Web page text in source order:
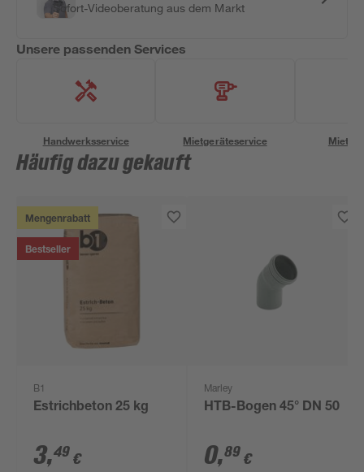
Sofort-Videoberatung aus dem Markt
Unsere passenden Services
Handwerksservice Mietgeräteservice
Häufig dazu gekauft
Mengenrabatt
Bestseller
B1
Estrichbeton 25 kg
3,49 €
Marley
HTB-Bogen 45° DN 50
0,89 €